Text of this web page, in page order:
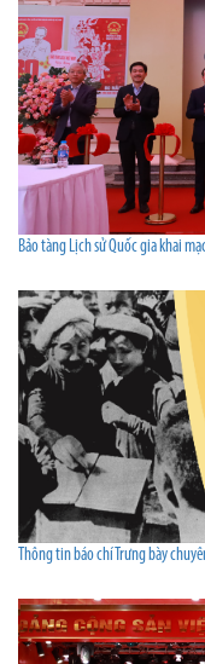
Bảo tàng Lịch sử Quốc gia khai
Thông tin báo chí Trưng bày